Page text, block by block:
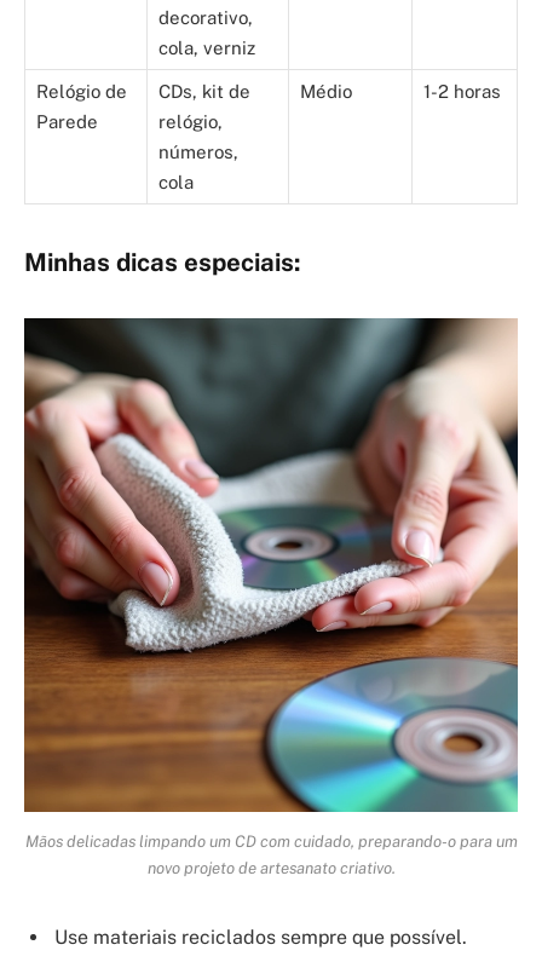
decorativo,
cola, verniz
Relógio de
Parede
CDs, kit de
relógio,
números,
cola
Médio 1-2 horas
Minhas dicas especiais:
Mãos delicadas limpando um CD com cuidado, preparando-o para um
novo projeto de artesanato criativo.
Use materiais reciclados sempre que possível.